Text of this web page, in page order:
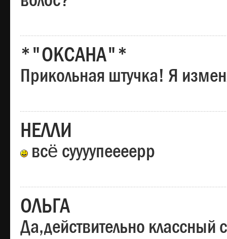
*"ОКСАНА"*
Прикольная штучка! Я
НЕЛЛИ
всё суууупеееерр
ОЛЬГА
Да,действительно классный